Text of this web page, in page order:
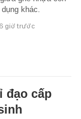
khác.
6 giờ trước
đạo cấp